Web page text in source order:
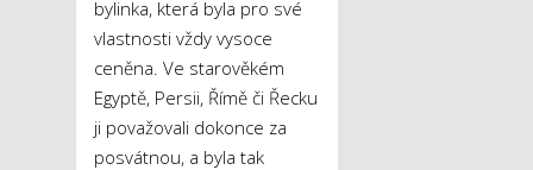
bylinka, která byla pro své
vlastnosti vždy vysoce
ceněna. Ve starověkém
Egyptě, Persii, Římě či Řecku
ji považovali dokonce za
posvátnou, a byla tak